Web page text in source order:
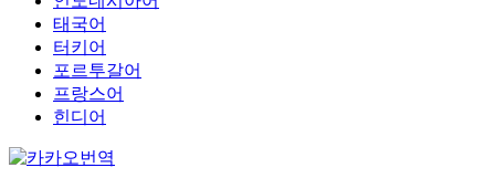
태국어
터키어
포르투갈어
프랑스어
힌디어